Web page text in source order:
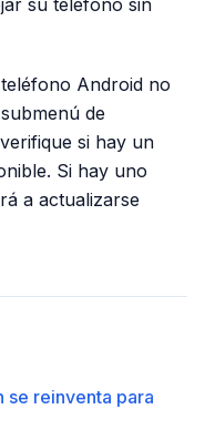
Android no
de
si hay un
Si hay uno
a actualizarse
se reinventa para